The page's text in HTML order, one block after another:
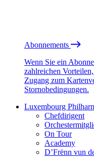
Abonnements
Wenn Sie ein
zahlreichen
Zugang zum
Stornobedingungen.
Luxembourg
Chefdirigent
On Tour
Academy
D’Frënn vun